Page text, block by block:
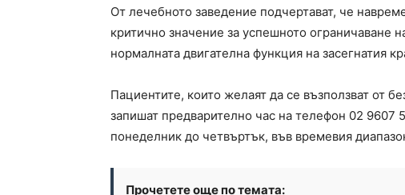
От лечебното заведение подчертават, че
критично значение за успешното ограничаване
нормалната двигателна функция на засегнатия
Пациентите, които желаят да се възползват от
запишат предварително час на телефон 02 9607
понеделник до четвъртък, във времевия
Прочетете още по темата: